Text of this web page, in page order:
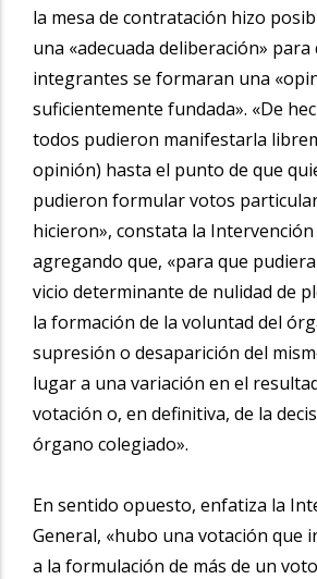
la mesa de contratación hizo
una «adecuada deliberación» para
integrantes se formaran una
suficientemente fundada». «De
todos pudieron manifestarla
opinión) hasta el punto de que
pudieron formular votos
hicieron», constata la Intervención
agregando que, «para que
vicio determinante de nulidad de
la formación de la voluntad del
supresión o desaparición del
lugar a una variación en el
votación o, en definitiva, de la
órgano colegiado».
En sentido opuesto, enfatiza la
General, «hubo una votación que
a la formulación de más de un